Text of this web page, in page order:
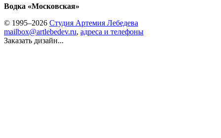
Водка «Московская»
© 1995–2026 Студия Артемия Лебедева
mailbox@artlebedev.ru, адреса и телефоны
Заказать дизайн...